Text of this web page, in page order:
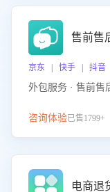
售前售
京东 | 快手 | 抖音
外包服务 · 售前售
咨询体验已售1799+
电商退